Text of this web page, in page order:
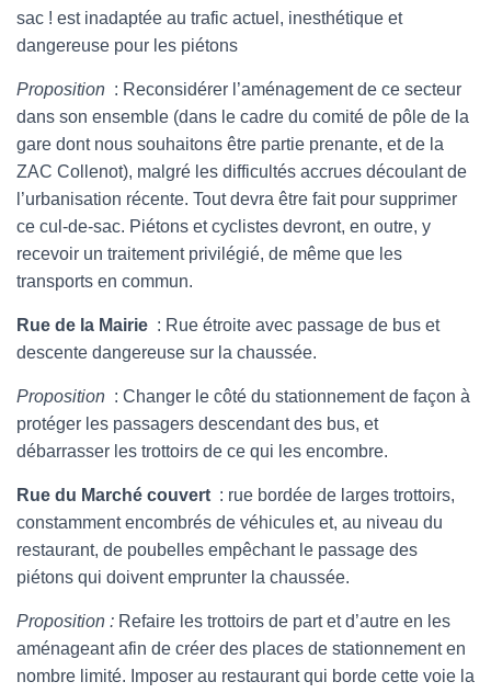
sac ! est inadaptée au trafic actuel, inesthétique et
dangereuse pour les piétons
Proposition : Reconsidérer l’aménagement de ce secteur
dans son ensemble (dans le cadre du comité de pôle de la
gare dont nous souhaitons être partie prenante, et de la
ZAC Collenot), malgré les difficultés accrues découlant de
l’urbanisation récente. Tout devra être fait pour supprimer
ce cul-de-sac. Piétons et cyclistes devront, en outre, y
recevoir un traitement privilégié, de même que les
transports en commun.
Rue de la Mairie : Rue étroite avec passage de bus et
descente dangereuse sur la chaussée.
Proposition : Changer le côté du stationnement de façon à
protéger les passagers descendant des bus, et
débarrasser les trottoirs de ce qui les encombre.
Rue du Marché couvert : rue bordée de larges trottoirs,
constamment encombrés de véhicules et, au niveau du
restaurant, de poubelles empêchant le passage des
piétons qui doivent emprunter la chaussée.
Proposition : Refaire les trottoirs de part et d’autre en les
aménageant afin de créer des places de stationnement en
nombre limité. Imposer au restaurant qui borde cette voie la